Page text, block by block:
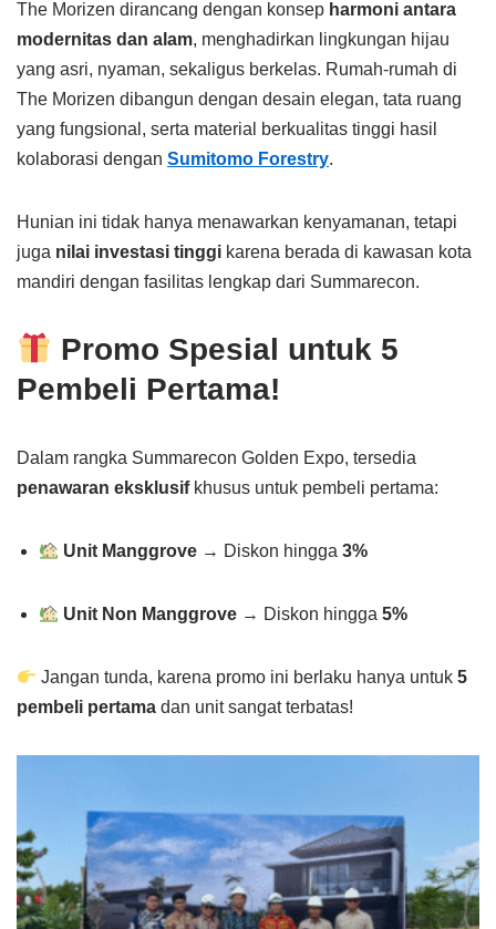
The Morizen dirancang dengan konsep harmoni antara
modernitas dan alam, menghadirkan lingkungan hijau
yang asri, nyaman, sekaligus berkelas. Rumah-rumah di
The Morizen dibangun dengan desain elegan, tata ruang
yang fungsional, serta material berkualitas tinggi hasil
kolaborasi dengan Sumitomo Forestry.
Hunian ini tidak hanya menawarkan kenyamanan, tetapi
juga nilai investasi tinggi karena berada di kawasan kota
mandiri dengan fasilitas lengkap dari Summarecon.
Promo Spesial untuk 5
Pembeli Pertama!
Dalam rangka Summarecon Golden Expo, tersedia
penawaran eksklusifkhusus untuk pembeli pertama:
Unit Manggrove → Diskon hingga3%
Unit Non Manggrove → Diskon hingga5%
Jangan tunda, karena promo ini berlaku hanya untuk5
pembeli pertama dan unit sangat terbatas!